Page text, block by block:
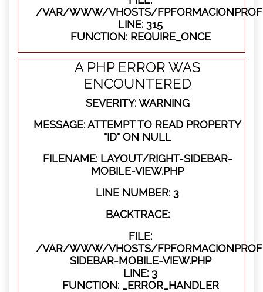
/VAR/WWW/VHOSTS/
LINE: 315
FUNCTION: REQUIRE_ONCE
A PHP ERROR WAS
ENCOUNTERED
SEVERITY: WARNING
MESSAGE: ATTEMPT TO READ PROPERTY
"ID" ON NULL
FILENAME: LAYOUT/RIGHT-SIDEBAR-
MOBILE-VIEW.PHP
LINE NUMBER: 3
BACKTRACE:
FILE:
/VAR/WWW/VHOSTS/
SIDEBAR-MOBILE-VIEW.PHP
LINE: 3
FUNCTION: _ERROR_HANDLER